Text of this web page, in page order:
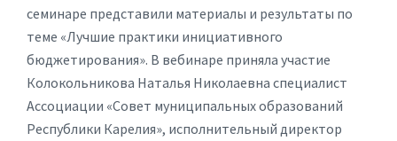
семинаре представили материалы и результаты по
теме «Лучшие практики инициативного
бюджетирования». В вебинаре приняла участие
Колокольникова Наталья Николаевна специалист
Ассоциации «Совет муниципальных образований
Республики Карелия», исполнительный директор